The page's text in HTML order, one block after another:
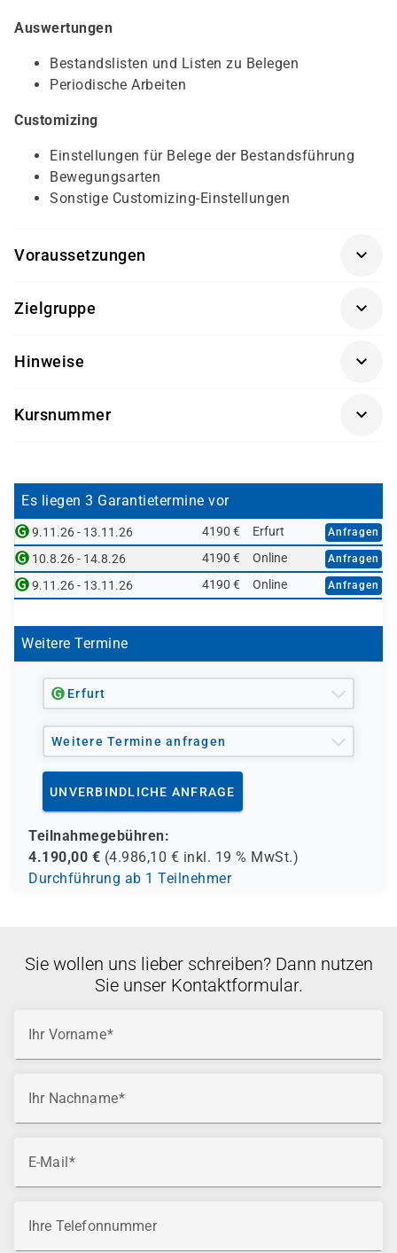
Auswertungen
Bestandslisten und Listen zu Belegen
Periodische Arbeiten
Customizing
Einstellungen für Belege der Bestandsführung
Bewegungsarten
Sonstige Customizing-Einstellungen
Voraussetzungen
Zielgruppe
Materialwirtschaft (MM)
Hinweise
Kursnummer
Es liegen 3 Garantietermine vor
9.11.26 - 13.11.26 4190 € Erfurt Anfragen
10.8.26 - 14.8.26 4190 € Online Anfragen
9.11.26 - 13.11.26 4190 € Online Anfragen
Weitere Termine
Erfurt
Weitere Termine anfragen
UNVERBINDLICHE ANFRAGE
Teilnahmegebühren:
4.190,00 € (4.986,10 € inkl. 19 % MwSt.)
Durchführung ab 1 Teilnehmer
Sie wollen uns lieber schreiben? Dann nutzen
Sie unser Kontaktformular.
Ihr Vorname
Ihr Nachname
E-Mail
Ihre Telefonnummer